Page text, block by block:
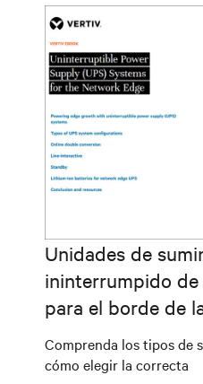
Unidades de
ininterrumpido de
para el borde de
Comprenda los tipos de
cómo elegir la correcta